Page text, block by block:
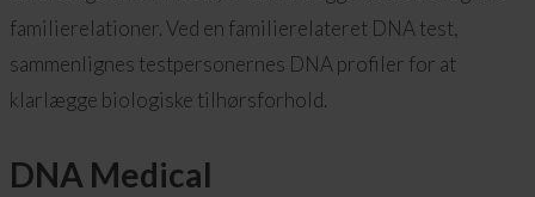
familierelationer. Ved en familierelateret DNA test,
sammenlignes testpersonernes DNA profiler for at
klarlægge biologiske tilhørsforhold.
DNA Medical